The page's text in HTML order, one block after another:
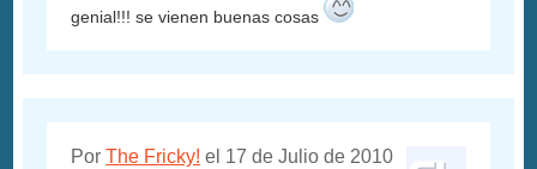
genial!!! se vienen buenas cosas
PorThe Fricky! el 17 de Julio de 2010